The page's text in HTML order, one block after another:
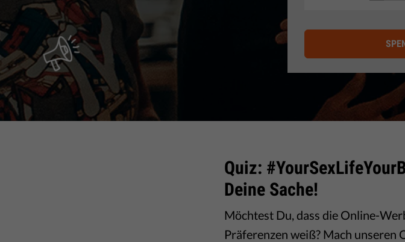
Quiz:
Deine Sache!
Möchtest Du, dass die Online-
Präferenzen weiß? Mach unseren